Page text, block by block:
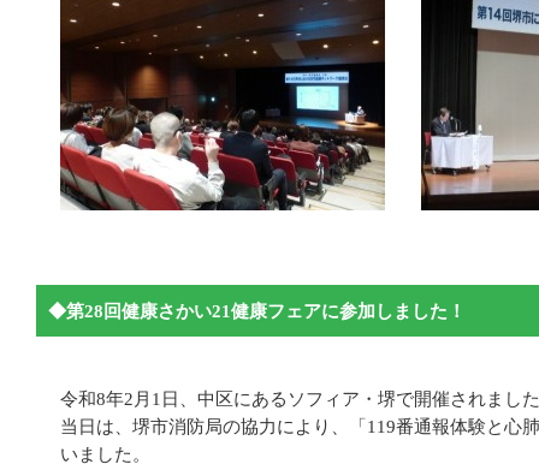
◆第28回健康さかい21健康フェアに参加しました！
令和8年2月1日、中区にあるソフィア・堺で開催されまし
当日は、堺市消防局の協力により、「119番通報体験と心
いました。